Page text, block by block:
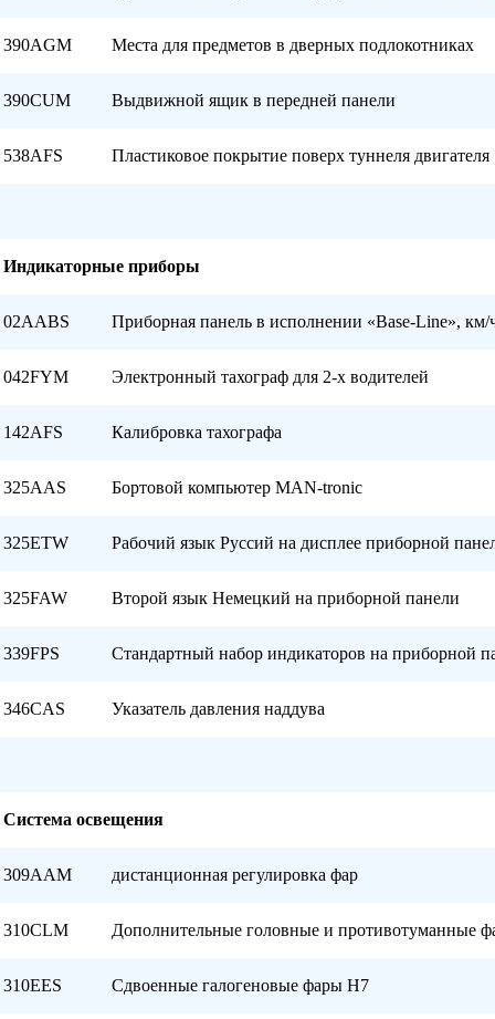
390AGM Места для предметов в дверных подлокотниках
390CUM Выдвижной ящик в передней панели
538AFS Пластиковое покрытие поверх туннеля двигателя
Индикаторные приборы
02AABS Приборная панель в исполнении «Base-Line», км/
042FYM Электронный тахограф для 2-х водителей
142AFS Калибровка тахографа
325AAS Бортовой компьютер MAN-tronic
325ETW Рабочий язык Руссий на дисплее приборной
325FAW Второй язык Немецкий на приборной панели
339FPS Стандартный набор индикаторов на приборной
346CAS Указатель давления наддува
Система освещения
309AAM дистанционная регулировка фар
310CLM Дополнительные головные и противотуманные
310EES Сдвоенные галогеновые фары Н7